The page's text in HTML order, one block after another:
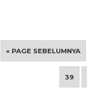
« PAGE SEBELUMNYA
39